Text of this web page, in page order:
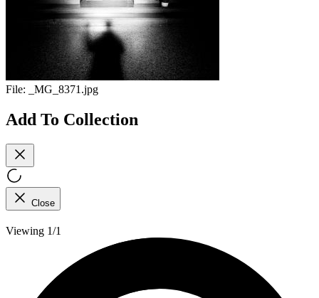
File: _MG_8371.jpg
Add To Collection
Close
Viewing 1/1